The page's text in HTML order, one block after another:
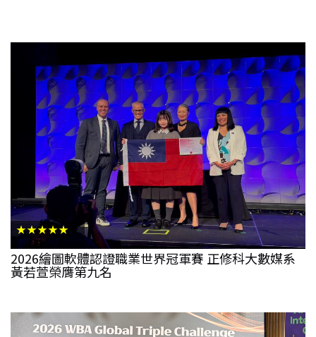
★★★★★
2026繪圖軟體認證職業世界冠軍賽 正修科大數媒系
黃若萱榮膺第九名